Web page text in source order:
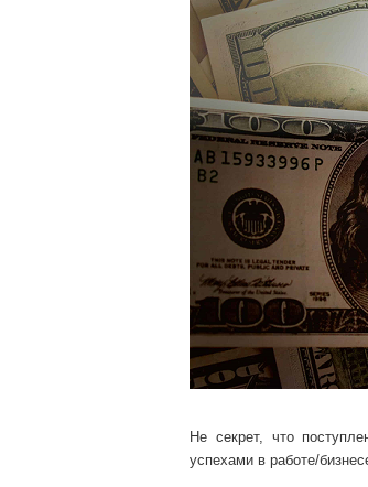
Не секрет, что
успехами в работе/